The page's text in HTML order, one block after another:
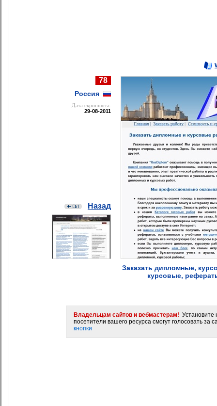
78
Россия
Дата cкриншота:
29-08-2011
Назад
Заказать дипломные,
курсовые,
Владельцам сайтов и вебмастерам! Установите
посетители вашего ресурса смогут голосовать за
кнопки